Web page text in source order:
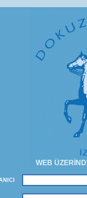
WEB